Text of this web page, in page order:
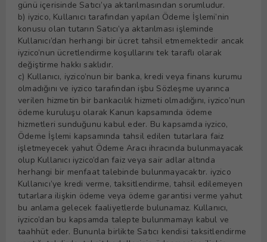
günü içerisinde Satıcı’ya aktarılmasından sorumludur.
b) iyzico, Kullanıcı tarafından yapılan Ödeme İşlemi’nin
konusu olan tutarın Satıcı’ya aktarılması işleminde
Kullanıcı’dan herhangi bir ücret tahsil etmemektedir ancak
iyzico’nun ücretlendirme koşullarını tek taraflı olarak
değiştirme hakkı saklıdır.
c) Kullanıcı, iyzico’nun bir banka, kredi veya finans kurumu
olmadığını ve iyzico tarafından işbu Sözleşme uyarınca
verilen hizmetin bir bankacılık hizmeti olmadığını, iyzico’nun
ödeme kuruluşu olarak Kanun kapsamında ödeme
hizmetleri sunduğunu kabul eder. Bu kapsamda iyzico,
Ödeme İşlemi kapsamında tahsil edilen tutarlara faiz
işletmeyecek yahut Ödeme Aracı ihracında bulunmayacak
olup Kullanıcı iyzico’dan faiz veya sair adlar altında
herhangi bir menfaat talebinde bulunmayacaktır. iyzico
Kullanıcı’ye kredi verme, taksitlendirme, tahsil edilemeyen
tutarlara ilişkin ödeme veya ödeme garantisi verme yahut
bu anlama gelecek faaliyetlerde bulunamaz. Kullanıcı,
iyzico’dan bu kapsamda talepte bulunmamayı kabul ve
taahhüt eder. Bununla birlikte Satıcı kendisi taksitlendirme